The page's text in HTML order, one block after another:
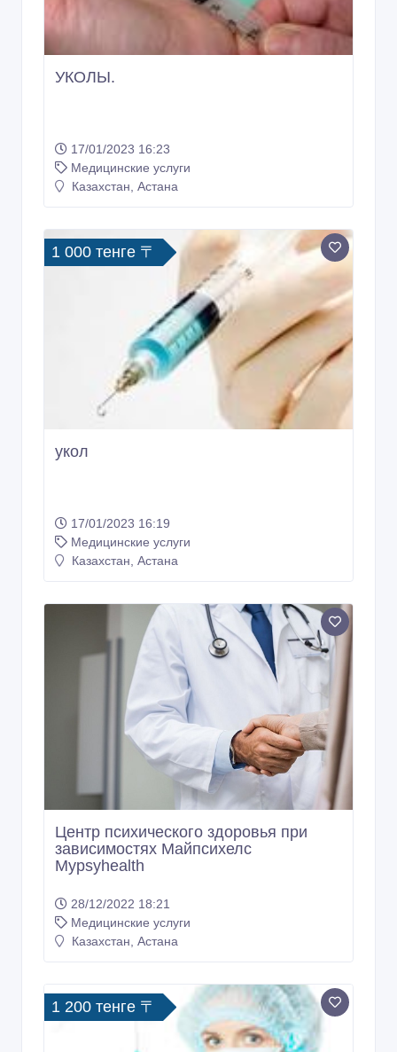
УКОЛЫ.
17/01/2023 16:23
Медицинские услуги
Казахстан, Астана
1 000 тенге 〒
укол
17/01/2023 16:19
Медицинские услуги
Казахстан, Астана
Центр психического здоровья при
зависимостях Майпсихелс
Mypsyhealth
28/12/2022 18:21
Медицинские услуги
Казахстан, Астана
1 200 тенге 〒